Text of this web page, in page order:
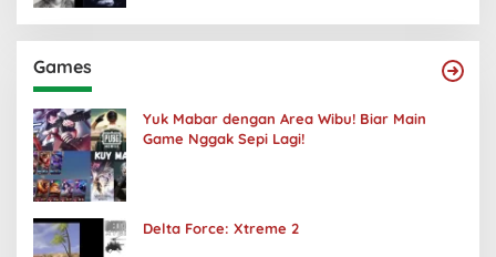
Games
Yuk Mabar dengan Area Wibu! Biar Main
Game Nggak Sepi Lagi!
Delta Force: Xtreme 2